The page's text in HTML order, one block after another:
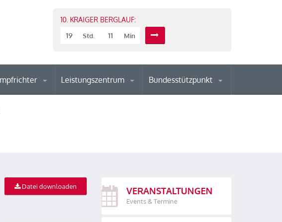
10. KRAIGER BERGLAUF:
19
Std. 11 Min
Leistungszentrum Bundesstützpunkt
Datei downloaden VERANSTALTUNGEN
Events & Termine